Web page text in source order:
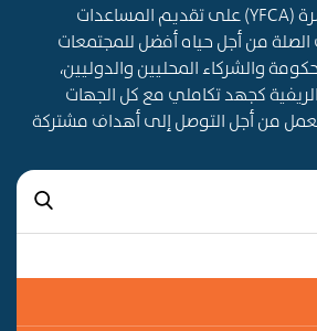
تعمل جمعية رعاية الأسرة (YFCA) على تقديم المساعدات
الصلة من أجل حياه أفضل للمجتمعات
والشركاء المحليين والدوليين،
كجهد تكاملي مع كل الجهات
تعمل من أجل التوصل إلى أهداف مشتركة